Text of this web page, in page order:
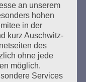
Bejarano. Hrsg.
an unserem
hohen
in der
kurz Auschwitz-
des
ohne jede
möglich.
Services